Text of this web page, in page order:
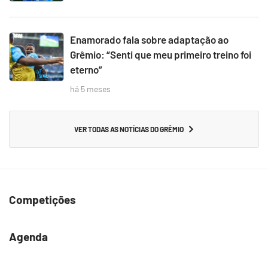
Enamorado fala sobre adaptação ao
Grêmio: “Senti que meu primeiro treino foi
eterno”
há 5 meses
VER TODAS AS NOTÍCIAS DO GRÊMIO
Competições
Agenda